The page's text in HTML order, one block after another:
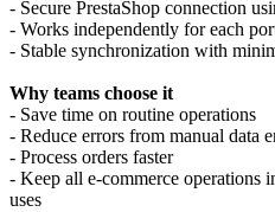
- Secure PrestaShop connection
- Works independently for each
- Stable synchronization with
Why teams choose it
- Save time on routine operations
- Reduce errors from manual data
- Process orders faster
- Keep all e-commerce operations
uses